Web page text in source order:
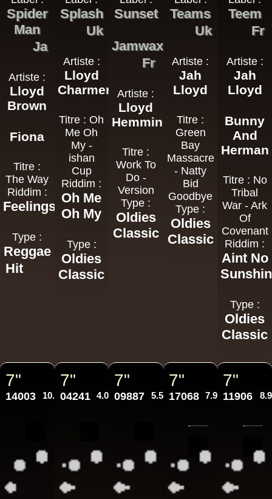
Spider
Man
Ja
Artiste :
Lloyd
Brown
Fiona
Titre :
The Way
Riddim :
Feelings
Type :
Reggae
Hit
Splash
Uk
Artiste :
Lloyd
Charmers
Titre : Oh
Me Oh
My -
ishan
Cup
Riddim :
Oh Me
Oh My
Type :
Oldies
Classic
Sunset
Jamwax
Fr
Artiste :
Lloyd
Hemmings
Titre :
Work To
Do -
Version
Type :
Oldies
Classic
Teams
Uk
Artiste :
Jah
Lloyd
Titre :
Green
Bay
Massacre
- Natty
Bid
Goodbye
Type :
Oldies
Classic
Teem
Fr
Artiste :
Jah
Lloyd
Bunny
And
Herman
Titre : No
Tribal
War - Ark
Of
Covenant
Riddim :
Aint No
Type :
Oldies
Classic
7"
14003 10.95€
7"
04241 4.00€
7"
09887 5.50€
7"
17068 7.95€
7"
11906